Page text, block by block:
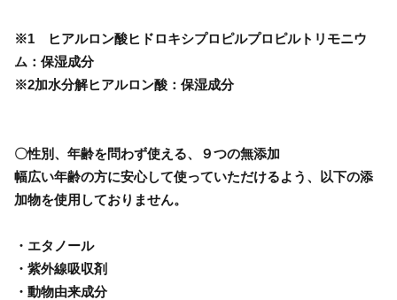
※1 ヒアルロン酸ヒドロキシプロピルプロピルトリモニウ
ム：保湿成分
※2加水分解ヒアルロン酸：保湿成分
〇性別、年齢を問わず使える、９つの無添加
幅広い年齢の方に安心して使っていただけるよう、以下の添
加物を使用しておりません。
・エタノール
・紫外線吸収剤
・動物由来成分